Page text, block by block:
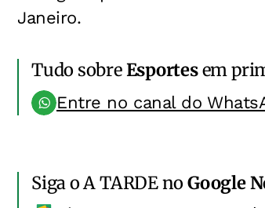
Janeiro.
Tudo sobreEsportesem
Entre no canal do
Siga o A TARDE noGoogle